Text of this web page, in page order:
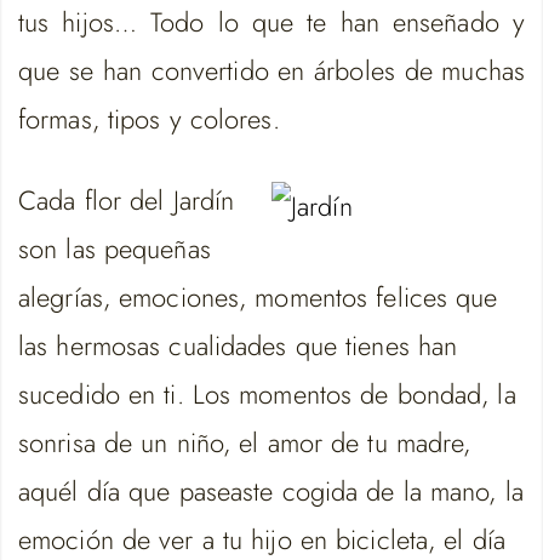
tus hijos… Todo lo que te han enseñado y
que se han convertido en árboles de muchas
formas, tipos y colores.
Cada flor del Jardín
son las pequeñas
alegrías, emociones, momentos felices que
las hermosas cualidades que tienes han
sucedido en ti. Los momentos de bondad, la
sonrisa de un niño, el amor de tu madre,
aquél día que paseaste cogida de la mano, la
emoción de ver a tu hijo en bicicleta, el día